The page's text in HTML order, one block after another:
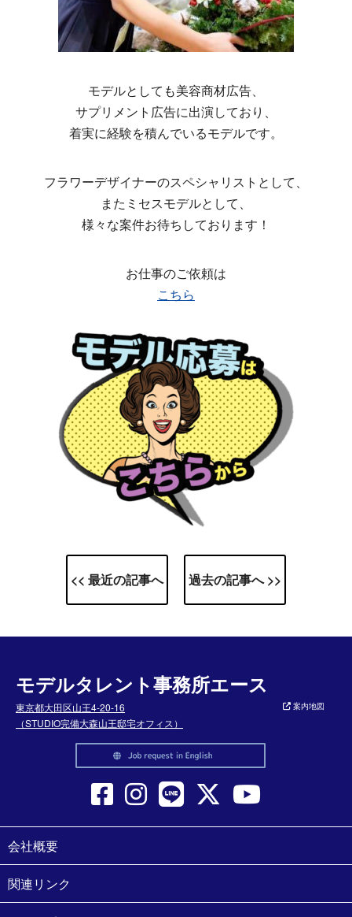
モデルとしても美容商材広告、
サプリメント広告に出演しており、
着実に経験を積んでいるモデルです。
フラワーデザイナーのスペシャリストとして、
またミセスモデルとして、
様々な案件お待ちしております！
お仕事のご依頼は
こちら
<< 最近の記事へ 過去の記事へ >>
モデルタレント事務所エース
東京都大田区山王4-20-16
（STUDIO完備大森山王邸宅オフィス）
案内地図
会社概要
関連リンク